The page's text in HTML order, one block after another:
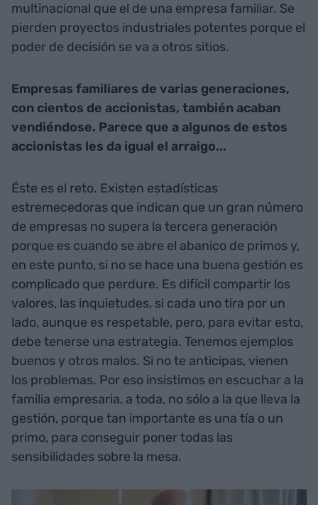
multinacional que el de una empresa familiar. Se
pierden proyectos industriales potentes porque el
poder de decisión se va a otros sitios.
Empresas familiares de varias generaciones,
con cientos de accionistas, también acaban
vendiéndose. Parece que a algunos de estos
accionistas les da igual el arraigo...
Éste es el reto. Existen estadísticas
estremecedoras que indican que un gran número
de empresas no supera la tercera generación
porque es cuando se abre el abanico de primos y,
en este punto, si no se hace una buena gestión es
complicado que perdure. Es difícil compartir los
valores, las inquietudes, si cada uno tira por un
lado, aunque es respetable, pero, para evitar esto,
debe tenerse una estrategia. Tenemos ejemplos
buenos y otros malos. Si no te anticipas, vienen
los problemas. Por eso insistimos en escuchar a la
familia empresaria, a toda, no sólo a la que lleva la
gestión, porque tan importante es una tía o un
primo, para conseguir poner todas las
sensibilidades sobre la mesa.